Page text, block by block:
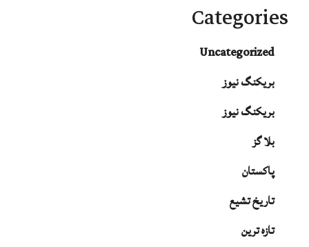
Categories
Uncategorized
بریکنگ نیوز
بریکنگ نیوز
بلا گز
پاکستان
تاریخ تشیع
تازہ ترین